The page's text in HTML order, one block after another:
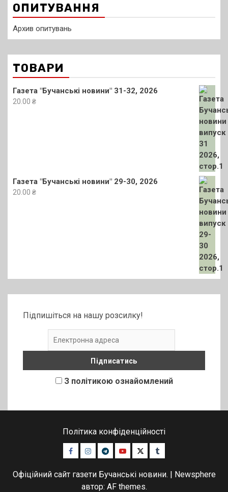
ОПИТУВАННЯ
Архив опитувань
ТОВАРИ
Газета "Бучанські новини" 31-32, 2026
20.00 ₴
Газета "Бучанські новини" 29-30, 2026
20.00 ₴
Підпишіться на нашу розсилку!
З політикою ознайомлений
Політика конфіденційності
Facebook
Instagram
TelegramYoutubeTwitterTumblr
Офіційний сайт газети Бучанські новини. | Newsphere
автор: AF themes.